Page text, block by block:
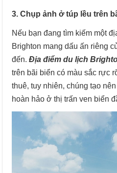
3. Chụp ảnh ở túp lều trên
Nếu bạn đang tìm kiếm một
Brighton mang dấu ấn riêng
đến.Địa điểm du lịch
trên bãi biển có màu sắc rực
thuê, tuy nhiên, chúng tạo
hoàn hảo ở thị trấn ven biển